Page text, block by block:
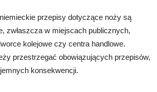
przepisy dotyczące noży są
zwłaszcza w miejscach publicznych,
kolejowe czy centra handlowe.
przestrzegać obowiązujących przepisów,
konsekwencji.